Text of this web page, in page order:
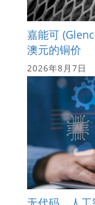
嘉能可
澳元的铜价
2026年8月7日